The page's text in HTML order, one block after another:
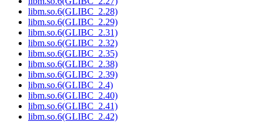
libm.so.6(GLIBC_2.28)
libm.so.6(GLIBC_2.29)
libm.so.6(GLIBC_2.31)
libm.so.6(GLIBC_2.32)
libm.so.6(GLIBC_2.35)
libm.so.6(GLIBC_2.38)
libm.so.6(GLIBC_2.39)
libm.so.6(GLIBC_2.4)
libm.so.6(GLIBC_2.40)
libm.so.6(GLIBC_2.41)
libm.so.6(GLIBC_2.42)